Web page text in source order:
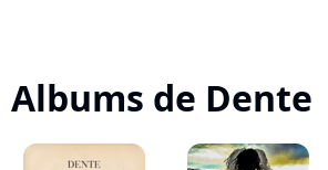
Albums de Dente